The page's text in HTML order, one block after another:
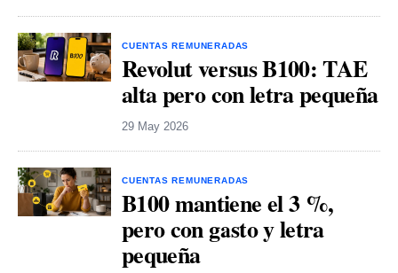
CUENTAS REMUNERADAS
Revolut versus B100: TAE
alta pero con letra pequeña
29 May 2026
CUENTAS REMUNERADAS
B100 mantiene el 3 %,
pero con gasto y letra
pequeña